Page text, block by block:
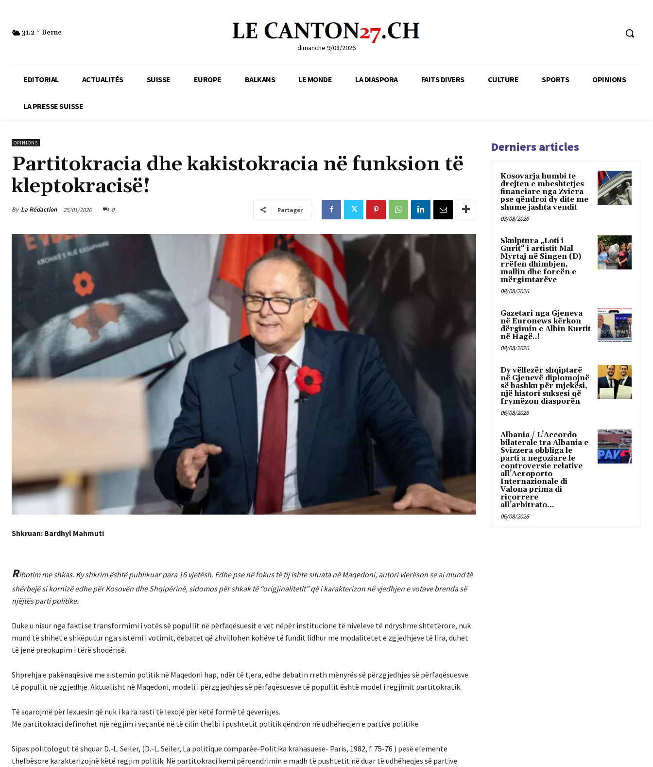
31.2 C Berne
dimanche 9/08/2026
EDITORIAL ACTUALITÉS SUISSE EUROPE BALKANS LE MONDE LA DIASPORA FAITS DIVERS CULTURE SPORTS OPINIONS
LA PRESSE SUISSE
OPINIONS
Partitokracia dhe kakistokracia në funksion të
kleptokracisë!
By La Rédaction 25/01/2026 0 Partager
Shkruan: Bardhyl Mahmuti
Ribotim me shkas. Ky shkrim është publikuar para 16 vjetësh. Edhe pse në fokus të tij ishte situata në Maqedoni, autori vlerëson se ai mund të
shërbejë si kornizë edhe për Kosovën dhe Shqipërinë, sidomos për shkak të “origjinalitetit” që i karakterizon në vjedhjen e votave brenda së
njëjtës parti politike.
Duke u nisur nga fakti se transformimi i votës së popullit në përfaqësuesit e vet nëpër institucione të niveleve të ndryshme shtetërore, nuk
mund të shihet e shkëputur nga sistemi i votimit, debatet që zhvillohen kohëve të fundit lidhur me modalitetet e zgjedhjeve të lira, duhet
të jenë preokupim i tërë shoqërisë.
Shprehja e pakënaqësive me sistemin politik në Maqedoni hap, ndër të tjera, edhe debatin rreth mënyrës së përzgjedhjes së përfaqësuesve
të popullit në zgjedhje. Aktualisht në Maqedoni, modeli i përzgjedhjes së përfaqësuesve të popullit është model i regjimit partitokratik.
Të sqarojmë për lexuesin që nuk i ka ra rasti të lexojë për këtë formë të qeverisjes.
Me partitokraci definohet një regjim i veçantë në të cilin thelbi i pushtetit politik qëndron në udhëheqjen e partive politike.
Sipas politologut të shquar D.-L. Seiler, (D.-L. Seiler, La politique comparée-Politika krahasuese- Paris, 1982, f. 75-76 ) pesë elemente
thelbësore karakterizojnë këtë regjim politik: Në partitokraci kemi përqendrimin e madh të pushtetit në duar të udhëheqjes së partive
Derniers articles
Kosovarja humbi te
drejten e mbeshtetjes
financiare nga Zvicra
pse qëndroi dy dite me
shume jashta vendit
08/08/2026
Skulptura „Loti i
Gurit“ i artistit Mal
Myrtaj në Singen (D)
rrëfen dhimbjen,
mallin dhe forcën e
mërgimtarëve
08/08/2026
Gazetari nga Gjeneva
në Euronews kërkon
dërgimin e Albin Kurtit
në Hagë..!
08/08/2026
Dy vëllezër shqiptarë
në Gjenevë diplomojnë
së bashku për mjekësi,
një histori suksesi që
frymëzon diasporën
06/08/2026
Albania / L’Accordo
bilaterale tra Albania e
Svizzera obbliga le
parti a negoziare le
controversie relative
all’Aeroporto
Internazionale di
Valona prima di
ricorrere
all’arbitrato...
06/08/2026